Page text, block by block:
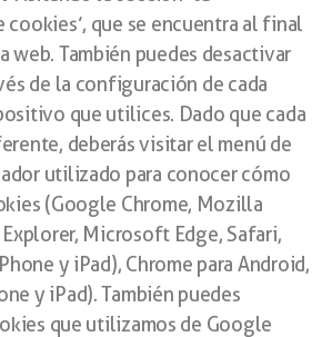
que se encuentra al final
web. También puedes desactivar
de la configuración de cada
que utilices. Dado que cada
deberás visitar el menú de
utilizado para conocer cómo
(Google Chrome, Mozilla
Microsoft Edge, Safari,
y iPad), Chrome para Android,
y iPad). También puedes
que utilizamos de Google